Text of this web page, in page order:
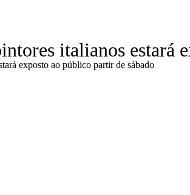
italianos estará
exposto ao público partir de sábado